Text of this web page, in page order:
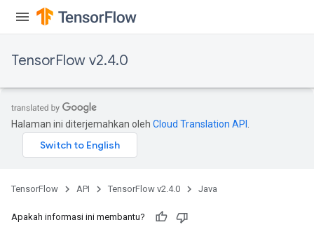
TensorFlow v2.4.0
Halaman ini diterjemahkan oleh Cloud Translation API
TensorFlow API TensorFlow v2.4.0 Java
Apakah informasi ini membantu?